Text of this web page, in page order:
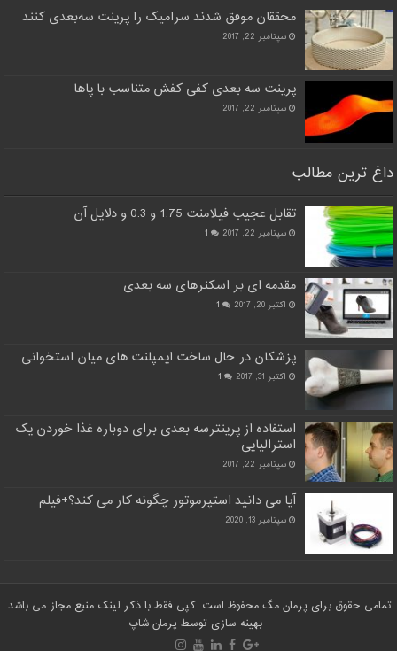
محققان موفق شدند سرامیک را پرینت سه‌بعدی کنند
سپتامبر 22, 2017
پرینت سه بعدی کفی کفش متناسب با پاها
سپتامبر 22, 2017
داغ ترین مطالب
تقابل عجیب فیلامنت 1.75 و 0.3 و دلایل آن
سپتامبر 22, 2017 1
مقدمه ای بر اسکنرهای سه بعدی
اکتبر 20, 2017 1
پزشکان در حال ساخت ایمپلنت های میان استخوانی
اکتبر 31, 2017 1
استفاده از پرینترسه بعدی برای دوباره غذا خوردن یک
استرالیایی
سپتامبر 22, 2017
آیا می دانید استپرموتور چگونه کار می کند؟+فیلم
سپتامبر 13, 2020
تمامی حقوق برای پرمان مگ محفوظ است. کپی فقط با ذکر لینک منبع مجاز می باشد.
- بهینه سازی توسط پرمان شاپ